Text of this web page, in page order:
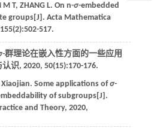
M T, ZHANG L. On n-σ-embedded
groups[J]. Acta Mathematica
155(2):502-517.
-群理论在嵌入性方面的一些应用
认识, 2020, 50(15):170-176.
Xiaojian. Some applications ofσ-
of subgroups[J].
and Theory, 2020,